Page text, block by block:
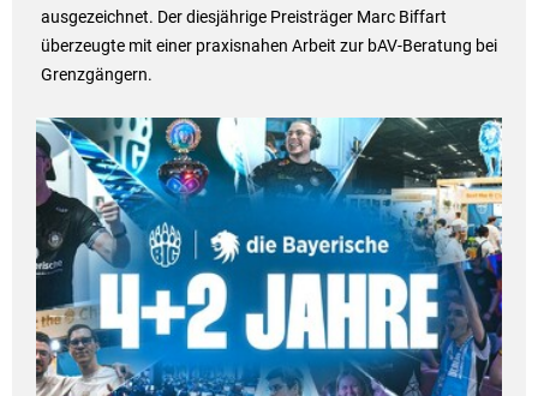
ausgezeichnet. Der diesjährige Preisträger Marc Biffart
überzeugte mit einer praxisnahen Arbeit zur bAV-Beratung bei
Grenzgängern.